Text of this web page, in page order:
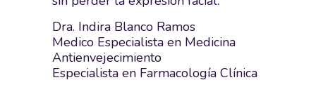
Dra. Indira Blanco Ramos
Medico Especialista en Medicina
Antienvejecimiento
Especialista en Farmacología Clínica